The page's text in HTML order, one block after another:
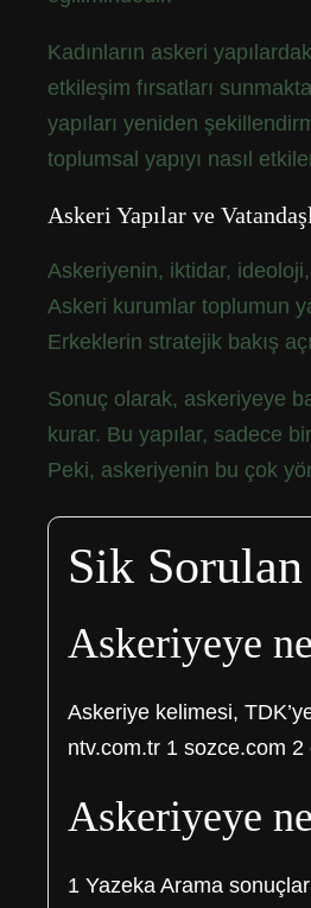
Kadınların askeri
etkileşim fırsatları
yapıları yeniden
toplumsal yapıyı nasıl
Askeri Yapılar ve
Askeriyenin, iktidar,
Askeri kurumlar toplumun
Erkeklerin stratejik bakış
Sonuç olarak, askeriyeye
kurar. Bu yapılar, sadece
Peki, askeriyenin bu çok
Sik
Askeriyeye
Askeriye kelimesi,
ntv.com.tr 1 sozce.com
Askeriyeye
1 Yazeka Arama